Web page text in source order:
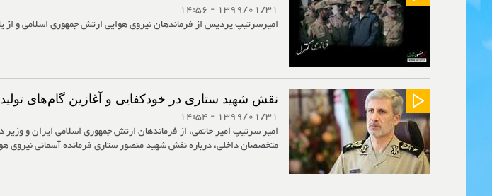
1399/01/31 - 14:56
امیرسرتیپ پردیس از فرماندهان نیروی هوایی ارتش جمهوری اسلامی و
نقش شهید ستاری در خودکفایی و آغازین گام‌های
1399/01/31 - 14:54
امیر سرتیپ امیر حاتمی، از فرماندهان ارتش جمهوری اسلامی ایران و
متخصصان داخلی، درباره نقش شهید منصور ستاری فرمانده آسمانی نیروی